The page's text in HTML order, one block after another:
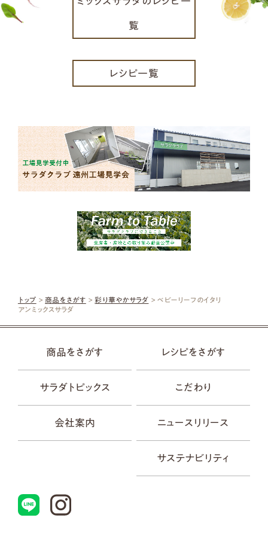
覧
レシピ一覧
トップ > 商品をさがす >彩り華やかサラダ
> ベビーリーフのイタリ
アンミックスサラダ
商品をさがす レシピをさがす
サラダトピックス こだわり
会社案内 ニュースリリース
サステナビリティ